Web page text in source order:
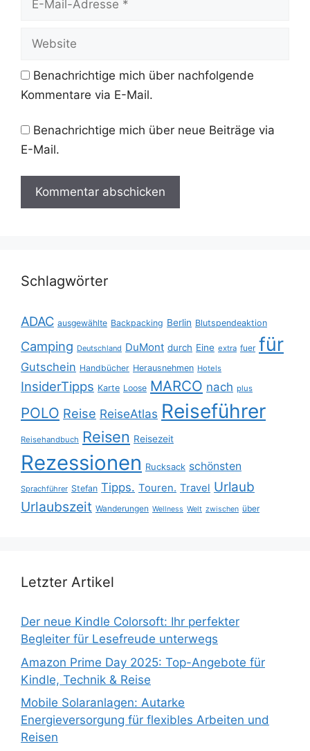
Website
Benachrichtige mich über nachfolgende
Kommentare via E-Mail.
Benachrichtige mich über neue Beiträge via
E-Mail.
Schlagwörter
ADAC ausgewählte Backpacking Berlin Blutspendeaktion
Camping Deutschland DuMont durch Eine extra fuer für
Gutschein Handbücher Herausnehmen Hotels
InsiderTipps Karte Loose MARCO nach plus
POLO Reise ReiseAtlas Reiseführer
Reisehandbuch Reisen Reisezeit
Rezessionen Rucksack schönsten
Sprachführer Stefan Tipps. Touren. Travel Urlaub
Urlaubszeit Wanderungen Wellness Welt zwischen über
Letzter Artikel
Der neue Kindle Colorsoft: Ihr perfekter
Begleiter für Lesefreude unterwegs
Amazon Prime Day 2025: Top-Angebote für
Kindle, Technik & Reise
Mobile Solaranlagen: Autarke
Energieversorgung für flexibles Arbeiten und
Reisen